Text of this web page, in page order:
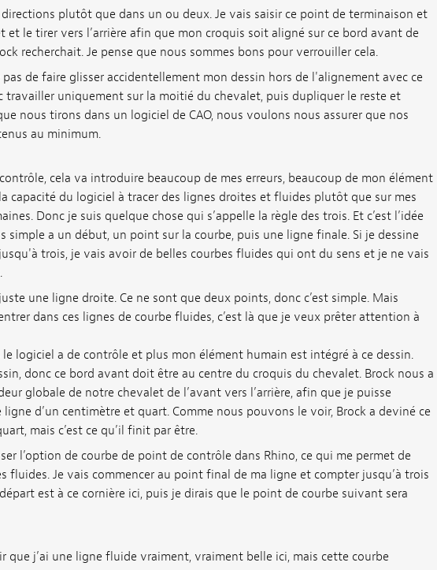
plutôt que dans un ou deux. Je vais saisir ce point de terminaison et
et le tirer vers l’arrière afin que mon croquis soit aligné sur ce bord avant de
recherchait. Je pense que nous sommes bons pour verrouiller cela.
de faire glisser accidentellement mon dessin hors de l'alignement avec ce
travailler uniquement sur la moitié du chevalet, puis dupliquer le reste et
nous tirons dans un logiciel de CAO, nous voulons nous assurer que nos
au minimum.
cela va introduire beaucoup de mes erreurs, beaucoup de mon élément
capacité du logiciel à tracer des lignes droites et fluides plutôt que sur mes
Donc je suis quelque chose qui s’appelle la règle des trois. Et c’est l’idée
simple a un début, un point sur la courbe, puis une ligne finale. Si je dessine
trois, je vais avoir de belles courbes fluides qui ont du sens et je ne vais
une ligne droite. Ce ne sont que deux points, donc c’est simple. Mais
dans ces lignes de courbe fluides, c’est là que je veux prêter attention à
logiciel a de contrôle et plus mon élément humain est intégré à ce dessin.
donc ce bord avant doit être au centre du croquis du chevalet. Brock nous a
globale de notre chevalet de l’avant vers l’arrière, afin que je puisse
d’un centimètre et quart. Comme nous pouvons le voir, Brock a deviné ce
mais c’est ce qu’il finit par être.
l’option de courbe de point de contrôle dans Rhino, ce qui me permet de
fluides. Je vais commencer au point final de ma ligne et compter jusqu’à trois
est à ce cornière ici, puis je dirais que le point de courbe suivant sera
que j’ai une ligne fluide vraiment, vraiment belle ici, mais cette courbe